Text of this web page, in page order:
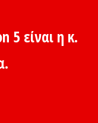
5 είναι η κ.